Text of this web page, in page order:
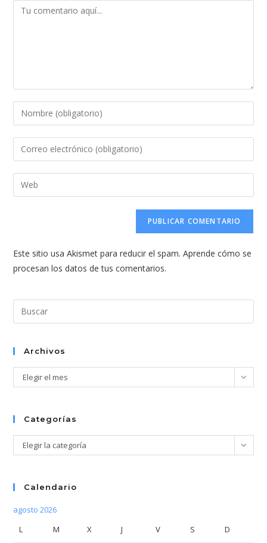
Comentario
Introduce
tu
nombre
de
usuario
Introduce
tu
dirección
de
comentar
Introduce
la
web
(opcional)
Este sitio usa Akismet para reducir el spam.Aprende cómo se
procesan los datos de tus comentarios.
el
Archivos
Archivos
Elegir el mes
Categorías
Categorías
Elegir la categoría
Calendario
agosto 2026
L
M X J V S D